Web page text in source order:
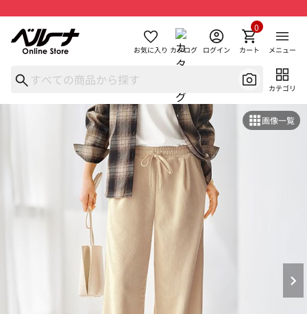
お気に入り カタログ ログイン カート
0
メニュー
カテゴリ
画像一覧